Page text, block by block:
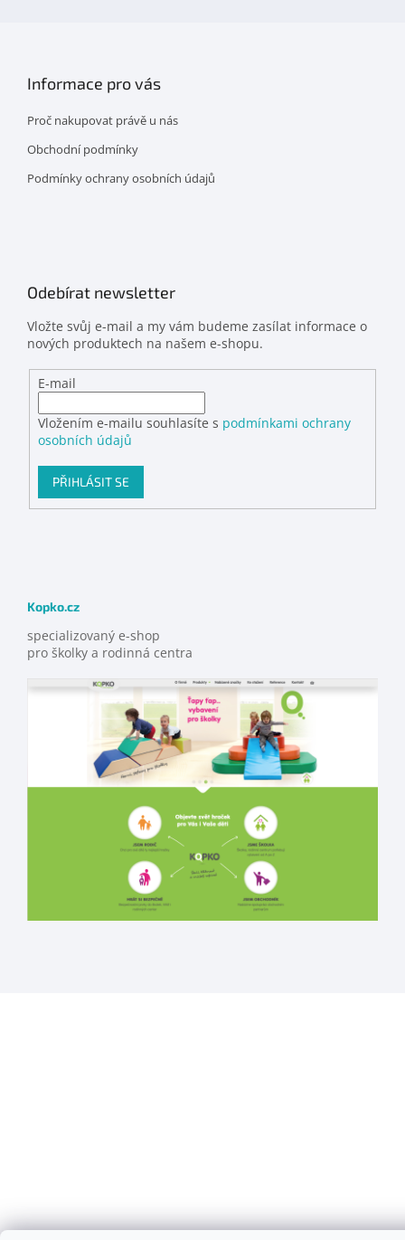
Informace pro vás
Proč nakupovat právě u nás
Obchodní podmínky
Podmínky ochrany osobních údajů
Odebírat newsletter
Vložte svůj e-mail a my vám budeme zasílat informace o
nových produktech na našem e-shopu.
E-mail
Vložením e-mailu souhlasíte s podmínkami ochrany
osobních údajů
PŘIHLÁSIT SE
Kopko.cz
specializovaný e-shop
pro školky a rodinná centra